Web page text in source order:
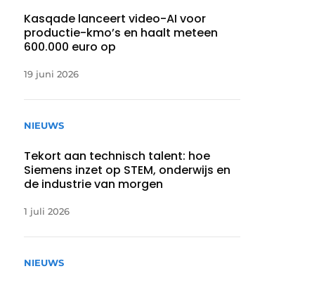
Kasqade lanceert video-AI voor
productie-kmo’s en haalt meteen
600.000 euro op
19 juni 2026
NIEUWS
Tekort aan technisch talent: hoe
Siemens inzet op STEM, onderwijs en
de industrie van morgen
1 juli 2026
NIEUWS